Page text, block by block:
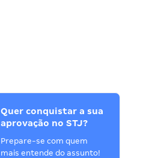
Quer conquistar a sua
aprovação no STJ?
Prepare-se com quem
mais entende do assunto!